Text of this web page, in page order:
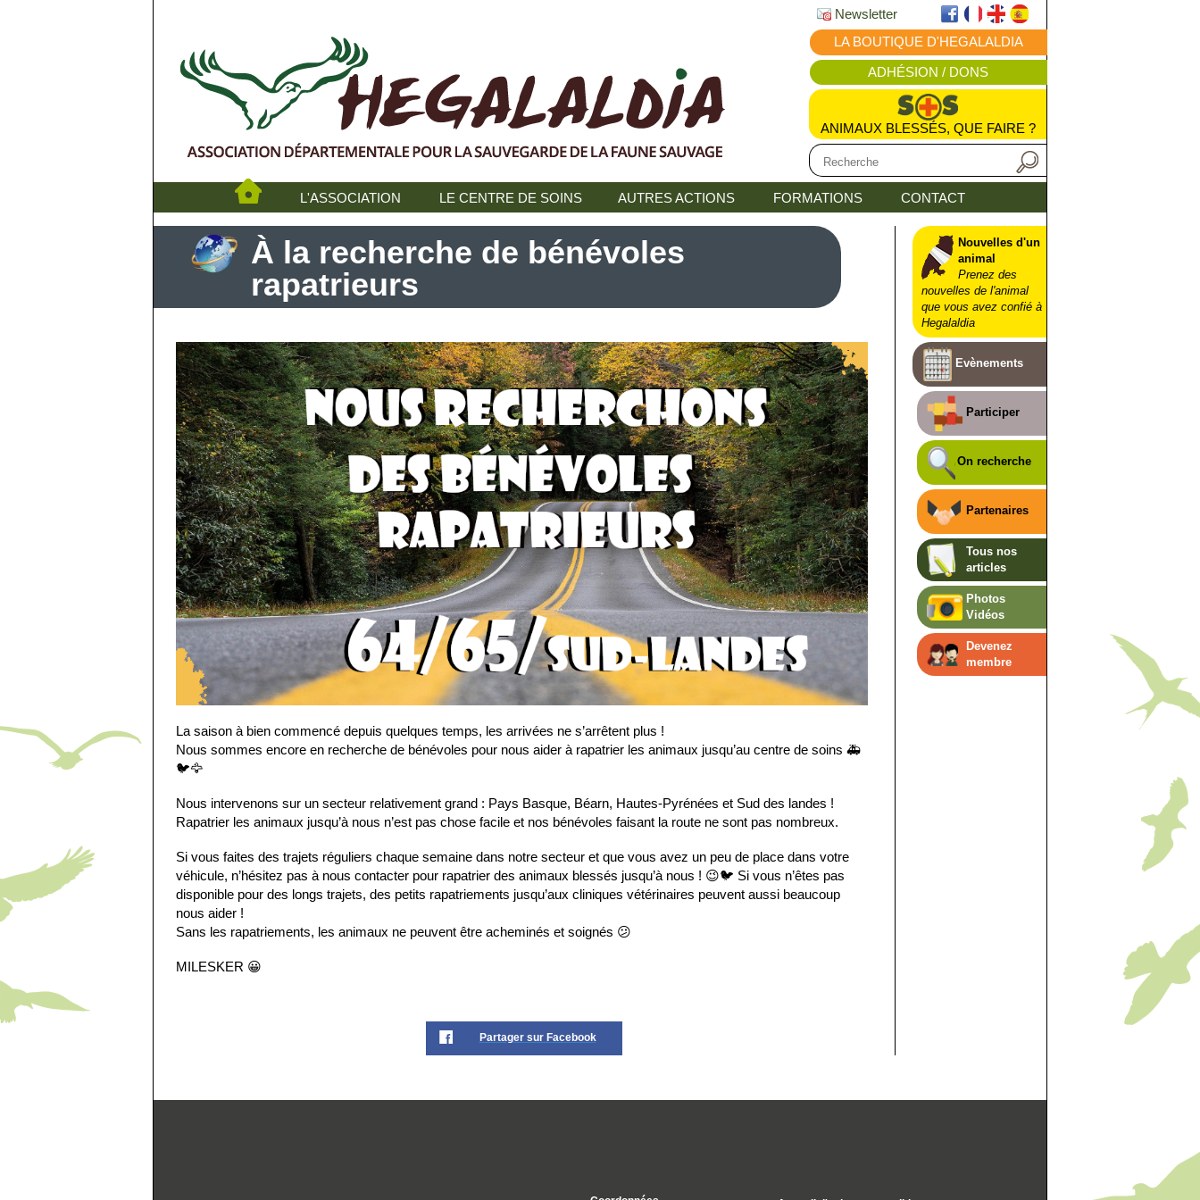
Newsletter
LA BOUTIQUE D'HEGALALDIA
ADHÉSION / DONS
ANIMAUX BLESSÉS, QUE FAIRE ?
L'ASSOCIATION LE CENTRE DE SOINS AUTRES ACTIONS FORMATIONS CONTACT
À la recherche de bénévoles
rapatrieurs
La saison à bien commencé depuis quelques temps, les arrivées ne s’arrêtent plus !
Nous sommes encore en recherche de bénévoles pour nous aider à rapatrier les animaux jusqu’au centre de soins 🚑
🐦🦅
Nous intervenons sur un secteur relativement grand : Pays Basque, Béarn, Hautes-Pyrénées et Sud des landes !
Rapatrier les animaux jusqu’à nous n’est pas chose facile et nos bénévoles faisant la route ne sont pas nombreux.
Si vous faites des trajets réguliers chaque semaine dans notre secteur et que vous avez un peu de place dans votre
véhicule, n’hésitez pas à nous contacter pour rapatrier des animaux blessés jusqu’à nous ! 😉🐦 Si vous n’êtes pas
disponible pour des longs trajets, des petits rapatriements jusqu’aux cliniques vétérinaires peuvent aussi beaucoup
nous aider !
Sans les rapatriements, les animaux ne peuvent être acheminés et soignés 😕
MILESKER 😀
Partager sur Facebook
Nouvelles d'un
animal
Prenez des
nouvelles de l'animal
que vous avez confié à
Hegalaldia
Evènements
Participer
On recherche
Partenaires
Tous nos
articles
Photos
Vidéos
Devenez
membre